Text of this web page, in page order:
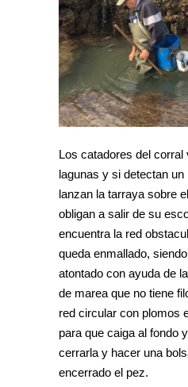
Los catadores del corral
lagunas y si detectan
lanzan la tarraya sobre
obligan a salir de su
encuentra la red
queda enmallado,
atontado con ayuda de
de marea que no tiene
red circular con plomos
para que caiga al fondo
cerrarla y hacer una
encerrado el pez.